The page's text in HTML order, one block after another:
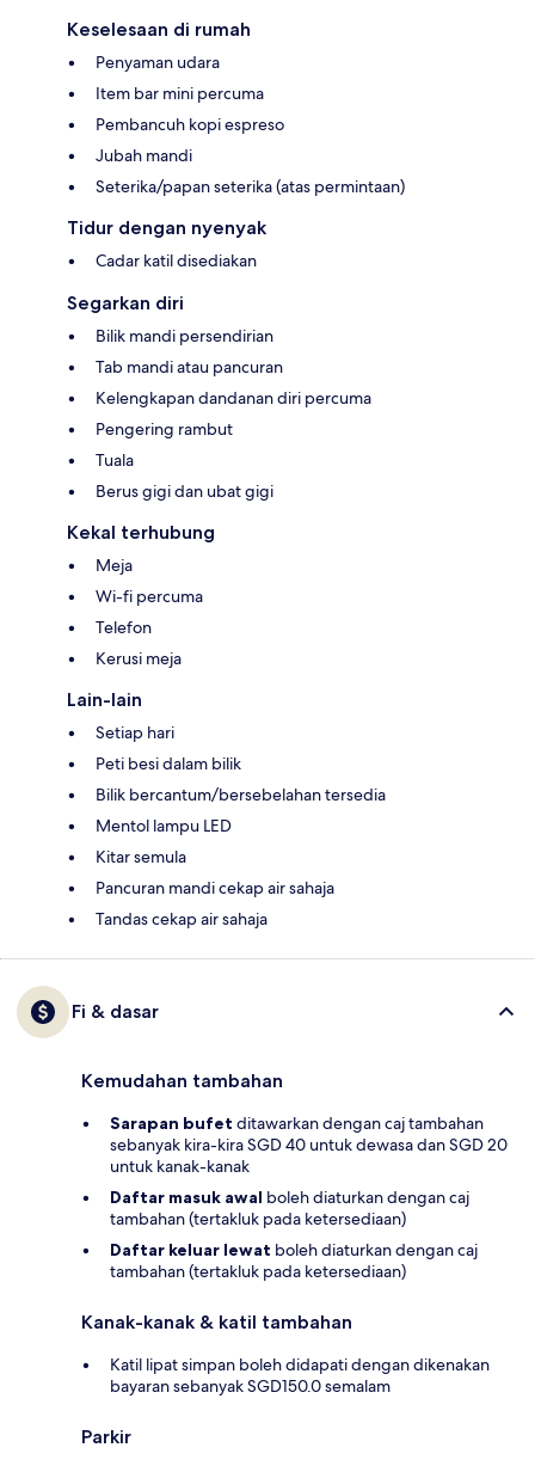
Keselesaan di rumah
Penyaman udara
Item bar mini percuma
Pembancuh kopi espreso
Jubah mandi
Seterika/papan seterika (atas permintaan)
Tidur dengan nyenyak
Cadar katil disediakan
Segarkan diri
Bilik mandi persendirian
Tab mandi atau pancuran
Kelengkapan dandanan diri percuma
Pengering rambut
Tuala
Berus gigi dan ubat gigi
Kekal terhubung
Meja
Wi-fi percuma
Telefon
Kerusi meja
Lain-lain
Setiap hari
Peti besi dalam bilik
Bilik bercantum/bersebelahan tersedia
Mentol lampu LED
Kitar semula
Pancuran mandi cekap air sahaja
Tandas cekap air sahaja
Fi & dasar
Kemudahan tambahan
Sarapan bufet ditawarkan dengan caj tambahan
sebanyak kira-kira SGD 40 untuk dewasa dan SGD 20
untuk kanak-kanak
Daftar masuk awal boleh diaturkan dengan caj
tambahan (tertakluk pada ketersediaan)
Daftar keluar lewat boleh diaturkan dengan caj
tambahan (tertakluk pada ketersediaan)
Kanak-kanak & katil tambahan
Katil lipat simpan boleh didapati dengan dikenakan
bayaran sebanyak SGD150.0 semalam
Parkir